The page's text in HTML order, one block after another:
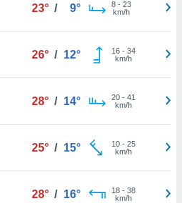
23° / 9° 8- 23
km/h
26° / 12° 16- 34
km/h
28° / 14° 20- 41
km/h
25° / 15° 10- 25
km/h
28° / 16° 18- 38
km/h